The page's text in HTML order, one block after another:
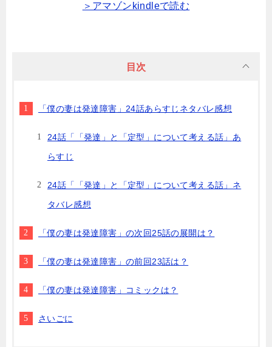
＞アマゾンkindleで読む
目次
「僕の妻は発達障害」24話あらすじネタバレ感想
24話「「発達」と「定型」について考える話」あ
らすじ
24話「「発達」と「定型」について考える話」ネ
タバレ感想
「僕の妻は発達障害」の次回25話の展開は？
「僕の妻は発達障害」の前回23話は？
「僕の妻は発達障害」コミックは？
さいごに